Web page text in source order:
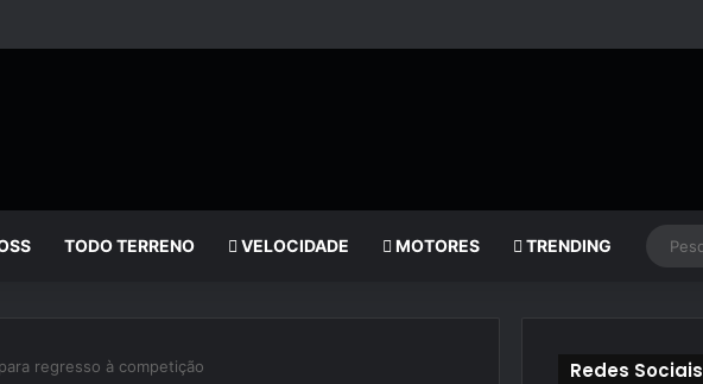
TODO TERRENO VELOCIDADE MOTORES TRENDING
regresso à competição Redes Sociais